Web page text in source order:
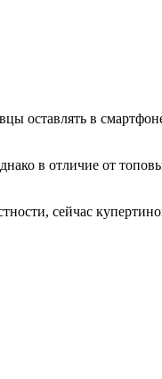
оставлять в
в отличие от
сейчас